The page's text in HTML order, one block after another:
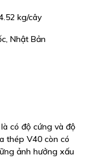
kg/cây
Nhật Bản
có độ cứng và độ
thép V40 còn có
ảnh hưởng xấu